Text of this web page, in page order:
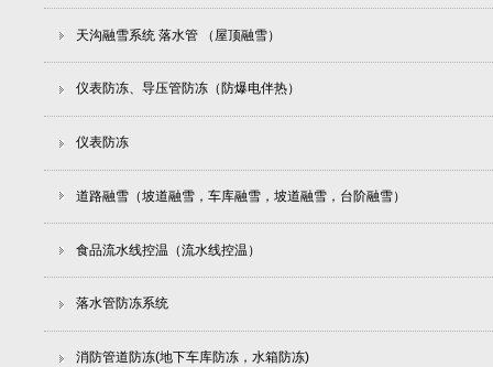
天沟融雪系统 落水管 （屋顶融雪）
仪表防冻、导压管防冻（防爆电伴热）
仪表防冻
道路融雪（坡道融雪，车库融雪，坡道融雪，台阶融雪）
食品流水线控温（流水线控温）
落水管防冻系统
消防管道防冻(地下车库防冻，水箱防冻)